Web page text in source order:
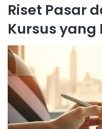
Riset Pasar
Kursus